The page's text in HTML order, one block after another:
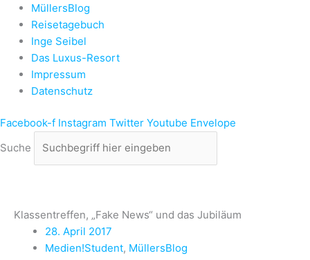
MüllersBlog
Reisetagebuch
Inge Seibel
Das Luxus-Resort
Impressum
Datenschutz
Facebook-f Instagram Twitter Youtube Envelope
Suche
Klassentreffen, „Fake News“ und das Jubiläum
28. April 2017
Medien!Student, MüllersBlog